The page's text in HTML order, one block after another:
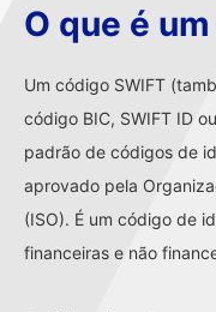
O que é
Um código SWIFT
código BIC, SWIFT ID
padrão de códigos de
aprovado pela
(ISO). É um código de
financeiras e não